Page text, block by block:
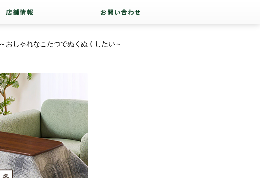
～おしゃれなこたつでぬくぬくしたい～